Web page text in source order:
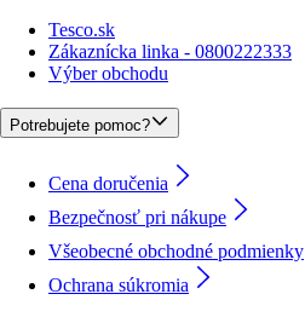
Tesco.sk
Zákaznícka linka - 0800222333
Výber obchodu
Potrebujete pomoc?
Cena doručenia
Bezpečnosť pri nákupe
Všeobecné obchodné podmienky
Ochrana súkromia